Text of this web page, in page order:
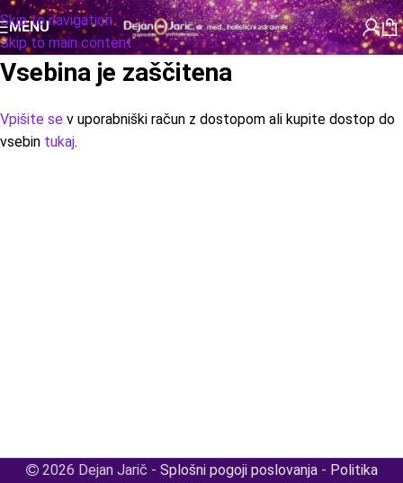
Skip to navigation
Skip to main content
MENU
Vsebina je zaščitena
Vpišite se v uporabniški račun z dostopom ali kupite dostop do
vsebin tukaj.
2026 Dejan Jarič - Splošni pogoji poslovanja- Politika